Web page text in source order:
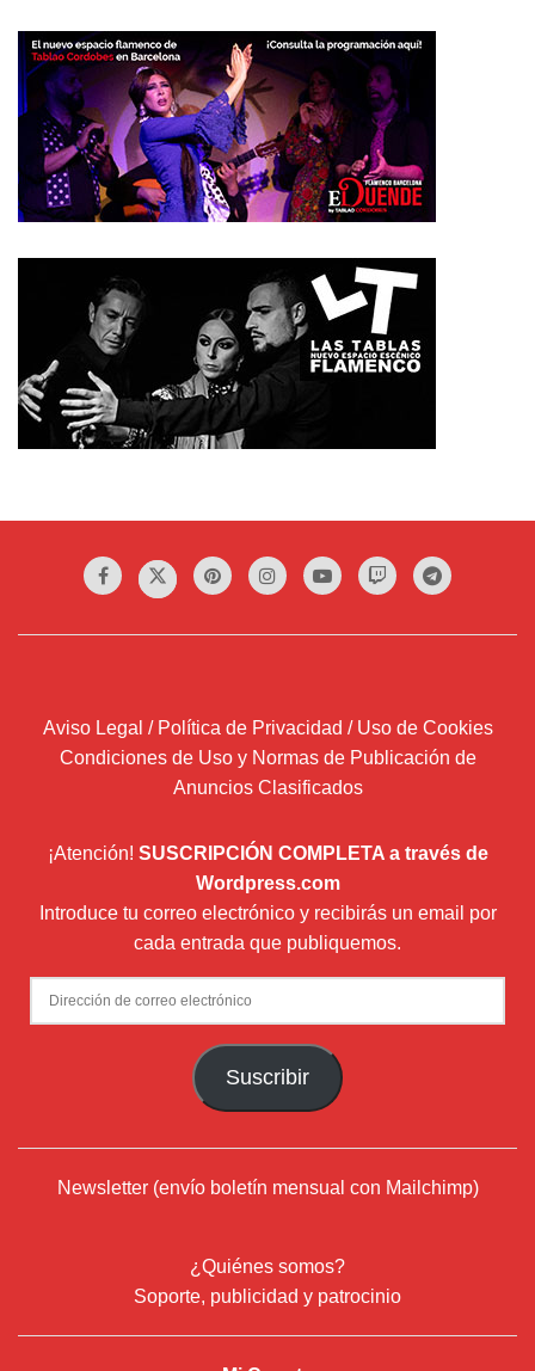
Aviso Legal / Política de Privacidad / Uso de Cookies
Condiciones de Uso y Normas de Publicación de
Anuncios Clasificados
¡Atención! SUSCRIPCIÓN COMPLETA a través de
Wordpress.com
Introduce tu correo electrónico y recibirás un email por
cada entrada que publiquemos.
Dirección
de
Suscribir
Newsletter (envío boletín mensual con Mailchimp)
¿Quiénes somos?
Soporte, publicidad y patrocinio